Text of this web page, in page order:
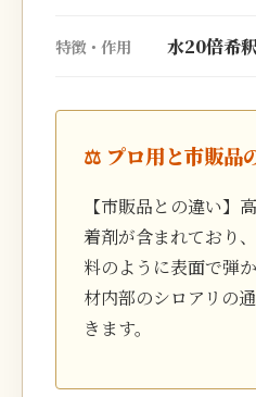
特徴・作用 水20倍希
⚖️ プロ用と市販品
【市販品との違い】
着剤が含まれており
料のように表面で弾
材内部のシロアリの
きます。